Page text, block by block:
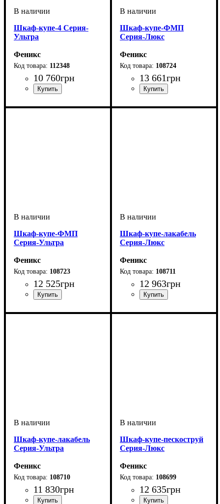
Шкаф-купе-4 Серия-
Ультра
Феникс
112348
10 760грн
Шкаф-купе-ФМП
Серия-Люкс
Феникс
108724
13 661грн
Шкаф-купе-ФМП
Серия-Ультра
Феникс
108723
12 525грн
Шкаф-купе-лакабель
Серия-Люкс
Феникс
108711
12 963грн
Шкаф-купе-лакабель
Серия-Ультра
Феникс
108710
11 830грн
Шкаф-купе-пескоструй
Серия-Люкс
Феникс
108699
12 635грн